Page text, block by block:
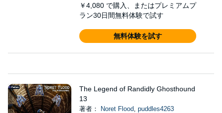
￥4,080 で購入、またはプレミアムプ
ラン30日間無料体験で試す
無料体験を試す
The Legend of Randidly Ghosthound
13
著者： Noret Flood, puddles4263